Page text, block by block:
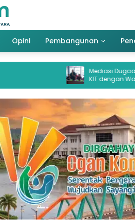
Opini Pembangunan
Mediasi Dugaan Pencemaran
KIT dengan Warga Desa Kurup
Buntu